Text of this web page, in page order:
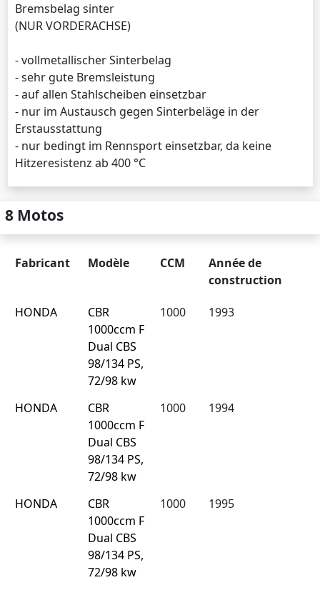
Bremsbelag sinter
(NUR VORDERACHSE)
- vollmetallischer Sinterbelag
- sehr gute Bremsleistung
- auf allen Stahlscheiben einsetzbar
- nur im Austausch gegen Sinterbeläge in der
Erstausstattung
- nur bedingt im Rennsport einsetzbar, da keine
Hitzeresistenz ab 400 °C
8 Motos
Fabricant Modèle CCM
Année de
construction
HONDA
CBR
1000ccm F
Dual CBS
98/134 PS,
72/98 kw
1000 1993
HONDA
CBR
1000ccm F
Dual CBS
98/134 PS,
72/98 kw
1000 1994
HONDA
CBR
1000ccm F
Dual CBS
98/134 PS,
72/98 kw
1000 1995